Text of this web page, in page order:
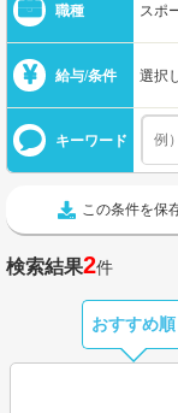
職種 スポ
給与/条件 選択
キーワード
この条件を保
検索結果2件
おすすめ順